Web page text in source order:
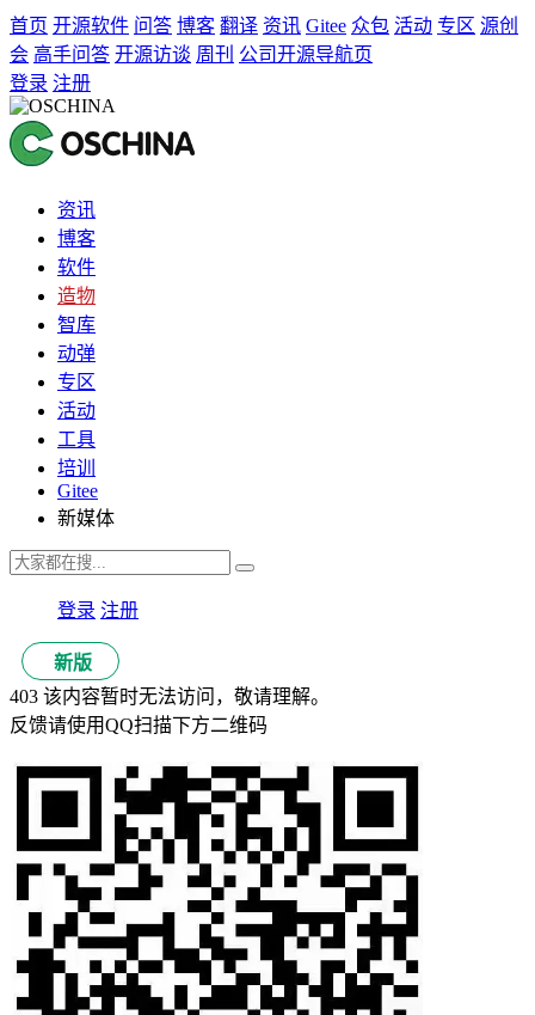
首页 开源软件 问答 博客 翻译 资讯 Gitee 众包 活动 专区 源创
会 高手问答 开源访谈 周刊 公司开源导航页
登录 注册
资讯
博客
软件
造物
智库
动弹
专区
活动
工具
培训
Gitee
新媒体
登录 注册
新版
403 该内容暂时无法访问，敬请理解。
反馈请使用QQ扫描下方二维码